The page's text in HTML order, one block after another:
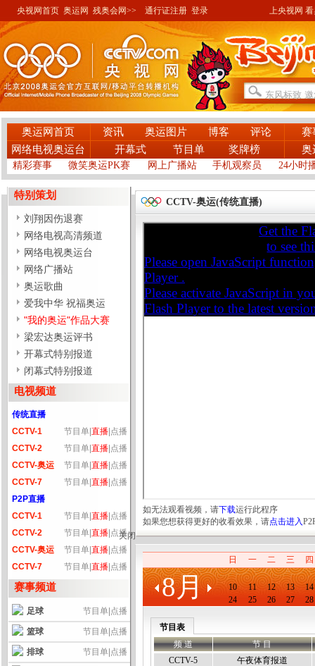
央视网首页 奥运网 残奥会网>> 通行证注册 登录 上央视网 看奥
奥运网首页 资讯 奥运图片 博客 评论
赛
网络电视奥运台
开幕式 节目单 奖牌榜 奥
精彩赛事 微笑奥运PK赛 网上广播站 手机观察员 24小时
特别策划
刘翔因伤退赛
网络电视高清频道
网络电视奥运台
网络广播站
奥运歌曲
爱我中华 祝福奥运
"我的奥运"作品大赛
梁宏达奥运评书
开幕式特别报道
闭幕式特别报道
电视频道
传统直播
节目单 直播 点播
CCTV-1
节目单 直播 点播
CCTV-2
节目单 直播 点播
CCTV-奥运
节目单 直播 点播
CCTV-7
P2P直播
节目单 直播 点播
CCTV-1
节目单 直播 点播
CCTV-2
节目单 直播 点播
CCTV-奥运
节目单 直播 点播
CCTV-7
赛事频道
节目单 点播
足球
节目单 点播
篮球
节目单 点播
排球
CCTV-奥运(传统直播)
关闭
如无法观看视频，请下载运行此程序
如果您想获得更好的收看效果，请点击进入
日 一 二 三 四
8月 10 11 12 13
14
24
25 26 27 28
节目表
频 道
节 目
CCTV-5
午夜体育报道